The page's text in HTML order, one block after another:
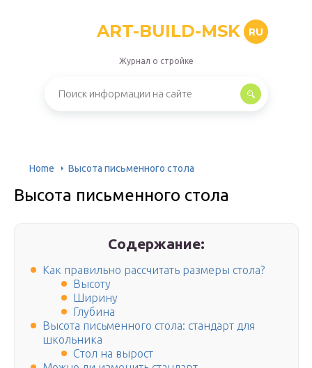
ART-BUILD-MSK RU
Журнал о стройке
Home Высота письменного стола
Высота письменного стола
Содержание:
Как правильно рассчитать размеры стола?
Высоту
Ширину
Глубина
Высота письменного стола: стандарт для
школьника
Стол на вырост